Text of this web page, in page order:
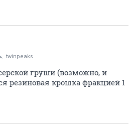
twinpeaks
груши (возможно, и
резиновая крошка фракцией 1